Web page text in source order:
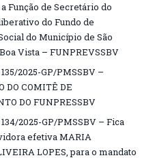
Função de Secretário do
do Fundo de
do Município de São
Vista – FUNPREVSSBV
2025-GP/PMSSBV –
DO COMITÊ DE
DO FUNPRESSBV
134/2025-GP/PMSSBV – Fica
efetiva MARIA
LOPES, para o mandato